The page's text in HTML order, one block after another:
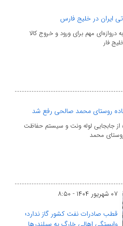
ایران در خلیج فارس
دروازه‌ای مهم برای ورود و خروج کالا
فار
روستای محمد صالحی رفع شد
از جابجایی لوله ونت و سیستم حفاظت
محمد
۰۷ شهریور ۱۴۰۴ - ۸:۵۰
قطب صادرات نفت کشور گاز ندارد؛